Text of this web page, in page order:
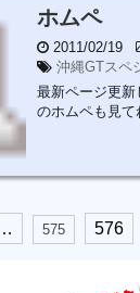
ホムペ
2011/02/19
沖縄GTスペ
最新ページ更
のホムペも見て
575 576